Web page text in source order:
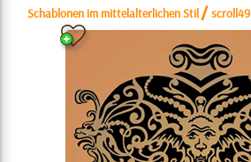
Schablonen im mittelalterlichen Stil /scroll49